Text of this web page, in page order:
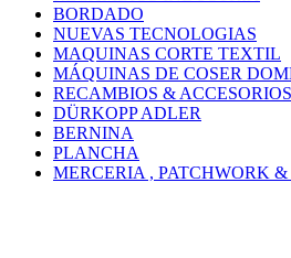
BORDADO
NUEVAS TECNOLOGIAS
MAQUINAS CORTE TEXTIL
MÁQUINAS DE COSER
RECAMBIOS & ACCESORIOS
DÜRKOPP ADLER
BERNINA
PLANCHA
MERCERIA , PATCHWORK &